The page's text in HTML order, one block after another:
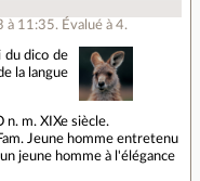
à 11:35. Évalué à4.
du dico de
la langue
n. m. XIXe siècle.
Jeune homme entretenu
jeune homme à l'élégance